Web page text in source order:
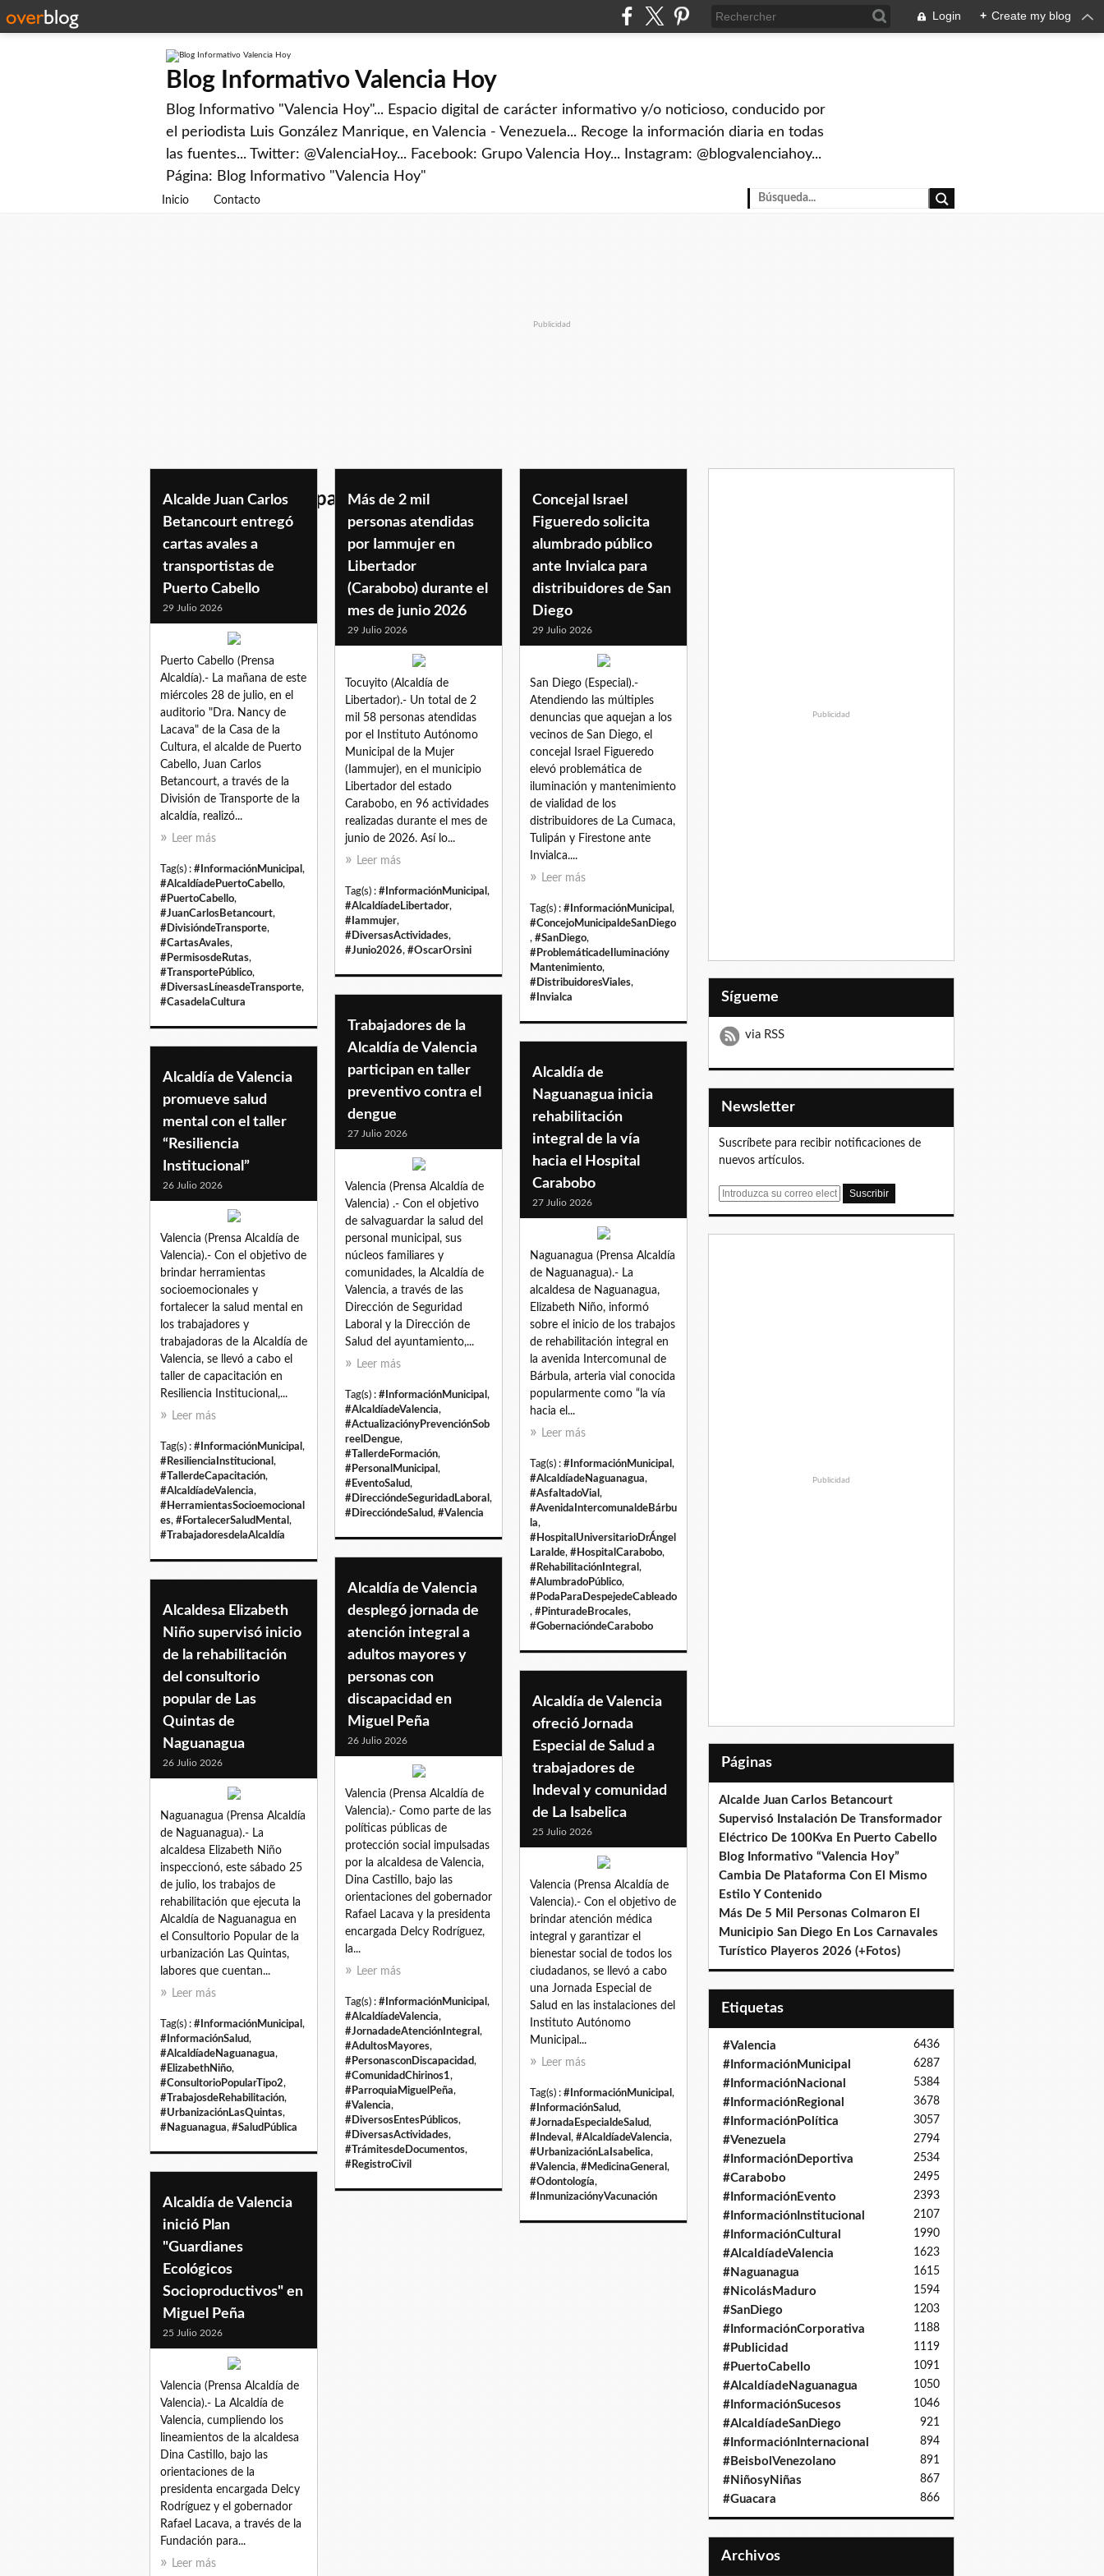
Login + Create my blog
Blog Informativo Valencia Hoy
Blog Informativo "Valencia Hoy"... Espacio digital de carácter informativo y/o noticioso, conducido por
el periodista Luis González Manrique, en Valencia - Venezuela... Recoge la información diaria en todas
las fuentes... Twitter: @ValenciaHoy... Facebook: Grupo Valencia Hoy... Instagram: @blogvalenciahoy...
Página: Blog Informativo "Valencia Hoy"
Inicio Contacto
Publicidad
informacionmunicipal
Alcalde Juan Carlos
Betancourt entregó
cartas avales a
transportistas de
Puerto Cabello
29 Julio 2026
Puerto Cabello (Prensa
Alcaldía).- La mañana de este
miércoles 28 de julio, en el
auditorio "Dra. Nancy de
Lacava" de la Casa de la
Cultura, el alcalde de Puerto
Cabello, Juan Carlos
Betancourt, a través de la
División de Transporte de la
alcaldía, realizó...
Leer más
Tag(s) : #InformaciónMunicipal ,
#AlcaldíadePuertoCabello,
#PuertoCabello,
#JuanCarlosBetancourt,
#DivisióndeTransporte,
#CartasAvales,
#PermisosdeRutas,
#TransportePúblico,
#DiversasLíneasdeTransporte,
#CasadelaCultura
Más de 2 mil
personas atendidas
por Iammujer en
Libertador
(Carabobo) durante el
mes de junio 2026
29 Julio 2026
Tocuyito (Alcaldía de
Libertador).- Un total de 2
mil 58 personas atendidas
por el Instituto Autónomo
Municipal de la Mujer
(Iammujer), en el municipio
Libertador del estado
Carabobo, en 96 actividades
realizadas durante el mes de
junio de 2026. Así lo...
Leer más
Tag(s) : #InformaciónMunicipal ,
#AlcaldíadeLibertador,
#Iammujer,
#DiversasActividades,
#Junio2026, #OscarOrsini
Concejal Israel
Figueredo solicita
alumbrado público
ante Invialca para
distribuidores de San
Diego
29 Julio 2026
San Diego (Especial).-
Atendiendo las múltiples
denuncias que aquejan a los
vecinos de San Diego, el
concejal Israel Figueredo
elevó problemática de
iluminación y mantenimiento
de vialidad de los
distribuidores de La Cumaca,
Tulipán y Firestone ante
Invialca....
Leer más
Tag(s) : #InformaciónMunicipal ,
#ConcejoMunicipaldeSanDiego
, #SanDiego,
#ProblemáticadeIluminacióny
Mantenimiento,
#DistribuidoresViales,
#Invialca
Trabajadores de la
Alcaldía de Valencia
participan en taller
preventivo contra el
dengue
27 Julio 2026
Valencia (Prensa Alcaldía de
Valencia) .- Con el objetivo
de salvaguardar la salud del
personal municipal, sus
núcleos familiares y
comunidades, la Alcaldía de
Valencia, a través de las
Dirección de Seguridad
Laboral y la Dirección de
Salud del ayuntamiento,...
Leer más
Tag(s) : #InformaciónMunicipal ,
#AlcaldíadeValencia,
#ActualizaciónyPrevenciónSob
reelDengue,
#TallerdeFormación,
#PersonalMunicipal ,
#EventoSalud,
#DireccióndeSeguridadLaboral ,
#DireccióndeSalud, #Valencia
Alcaldía de
Naguanagua inicia
rehabilitación
integral de la vía
hacia el Hospital
Carabobo
27 Julio 2026
Naguanagua (Prensa Alcaldía
de Naguanagua).- La
alcaldesa de Naguanagua,
Elizabeth Niño, informó
sobre el inicio de los trabajos
de rehabilitación integral en
la avenida Intercomunal de
Bárbula, arteria vial conocida
popularmente como “la vía
hacia el...
Leer más
Tag(s) : #InformaciónMunicipal ,
#AlcaldíadeNaguanagua,
#AsfaltadoVial ,
#AvenidaIntercomunaldeBárbu
la,
#HospitalUniversitarioDrÁngel
Laralde, #HospitalCarabobo,
#RehabilitaciónIntegral ,
#AlumbradoPúblico,
#PodaParaDespejedeCableado
, #PinturadeBrocales,
#GobernacióndeCarabobo
Alcaldía de Valencia
promueve salud
mental con el taller
“Resiliencia
Institucional”
26 Julio 2026
Valencia (Prensa Alcaldía de
Valencia).- Con el objetivo de
brindar herramientas
socioemocionales y
fortalecer la salud mental en
los trabajadores y
trabajadoras de la Alcaldía de
Valencia, se llevó a cabo el
taller de capacitación en
Resiliencia Institucional,...
Leer más
Tag(s) : #InformaciónMunicipal ,
#ResilienciaInstitucional ,
#TallerdeCapacitación,
#AlcaldíadeValencia,
#HerramientasSocioemocional
es, #FortalecerSaludMental ,
#TrabajadoresdelaAlcaldía
Alcaldía de Valencia
desplegó jornada de
atención integral a
adultos mayores y
personas con
discapacidad en
Miguel Peña
26 Julio 2026
Valencia (Prensa Alcaldía de
Valencia).- Como parte de las
políticas públicas de
protección social impulsadas
por la alcaldesa de Valencia,
Dina Castillo, bajo las
orientaciones del gobernador
Rafael Lacava y la presidenta
encargada Delcy Rodríguez,
la...
Leer más
Tag(s) : #InformaciónMunicipal ,
#AlcaldíadeValencia,
#JornadadeAtenciónIntegral ,
#AdultosMayores,
#PersonasconDiscapacidad,
#ComunidadChirinos1,
#ParroquiaMiguelPeña,
#Valencia,
#DiversosEntesPúblicos,
#DiversasActividades,
#TrámitesdeDocumentos,
#RegistroCivil
Alcaldesa Elizabeth
Niño supervisó inicio
de la rehabilitación
del consultorio
popular de Las
Quintas de
Naguanagua
26 Julio 2026
Naguanagua (Prensa Alcaldía
de Naguanagua).- La
alcaldesa Elizabeth Niño
inspeccionó, este sábado 25
de julio, los trabajos de
rehabilitación que ejecuta la
Alcaldía de Naguanagua en
el Consultorio Popular de la
urbanización Las Quintas,
labores que cuentan...
Leer más
Tag(s) : #InformaciónMunicipal ,
#InformaciónSalud,
#AlcaldíadeNaguanagua,
#ElizabethNiño,
#ConsultorioPopularTipo2,
#TrabajosdeRehabilitación,
#UrbanizaciónLasQuintas,
#Naguanagua, #SaludPública
Alcaldía de Valencia
ofreció Jornada
Especial de Salud a
trabajadores de
Indeval y comunidad
de La Isabelica
25 Julio 2026
Valencia (Prensa Alcaldía de
Valencia).- Con el objetivo de
brindar atención médica
integral y garantizar el
bienestar social de todos los
ciudadanos, se llevó a cabo
una Jornada Especial de
Salud en las instalaciones del
Instituto Autónomo
Municipal...
Leer más
Tag(s) : #InformaciónMunicipal ,
#InformaciónSalud,
#JornadaEspecialdeSalud,
#Indeval , #AlcaldíadeValencia,
#UrbanizaciónLaIsabelica,
#Valencia, #MedicinaGeneral ,
#Odontología,
#InmunizaciónyVacunación
Alcaldía de Valencia
inició Plan
"Guardianes
Ecológicos
Socioproductivos" en
Miguel Peña
25 Julio 2026
Valencia (Prensa Alcaldía de
Valencia).- La Alcaldía de
Valencia, cumpliendo los
lineamientos de la alcaldesa
Dina Castillo, bajo las
orientaciones de la
presidenta encargada Delcy
Rodríguez y el gobernador
Rafael Lacava, a través de la
Fundación para...
Leer más
Publicidad
Sígueme
via RSS
Newsletter
Suscríbete para recibir notificaciones de
nuevos artículos.
E
Publicidad
Páginas
Alcalde Juan Carlos Betancourt
Supervisó Instalación De Transformador
Eléctrico De 100Kva En Puerto Cabello
Blog Informativo “Valencia Hoy”
Cambia De Plataforma Con El Mismo
Estilo Y Contenido
Más De 5 Mil Personas Colmaron El
Municipio San Diego En Los Carnavales
Turístico Playeros 2026 (+Fotos)
Etiquetas
#Valencia 6436
#InformaciónMunicipal 6287
#InformaciónNacional 5384
#InformaciónRegional 3678
#InformaciónPolítica 3057
#Venezuela 2794
#InformaciónDeportiva 2534
#Carabobo 2495
#InformaciónEvento 2393
#InformaciónInstitucional 2107
#InformaciónCultural 1990
#AlcaldíadeValencia 1623
#Naguanagua 1615
#NicolásMaduro 1594
#SanDiego 1203
#InformaciónCorporativa 1188
#Publicidad 1119
#PuertoCabello 1091
#AlcaldíadeNaguanagua 1050
#InformaciónSucesos 1046
#AlcaldíadeSanDiego 921
#InformaciónInternacional 894
#BeisbolVenezolano 891
#NiñosyNiñas 867
#Guacara 866
Archivos